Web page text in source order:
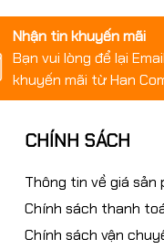
Nhận tin khuyến mãi
Bạn vui lòng để lại
khuyến mãi từ Han
CHÍNH SÁCH
Thông tin về giá sản
Chính sách thanh
Chính sách vận